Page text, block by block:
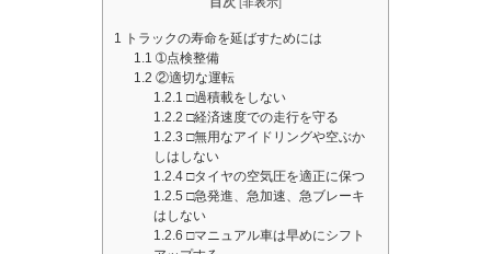
1 トラックの寿命を延ばすためには
1.1 ➀点検整備
1.2 ②適切な運転
1.2.1 □過積載をしない
1.2.2 □経済速度での走行を守る
1.2.3 □無用なアイドリングや空ぶか
しはしない
1.2.4 □タイヤの空気圧を適正に保つ
1.2.5 □急発進、急加速、急ブレーキ
はしない
1.2.6 □マニュアル車は早めにシフト